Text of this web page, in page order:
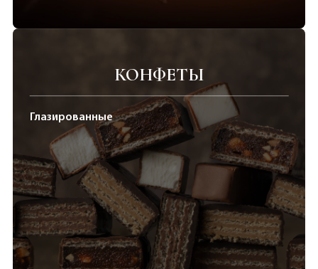
КОНФЕТЫ
Глазированные